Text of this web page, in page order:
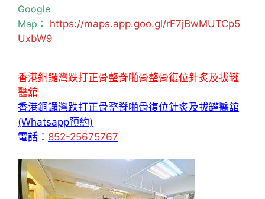
Google
Map： https://maps.app.goo.gl/rF7jBwMUTCp5
UxbW9
香港銅鑼灣跌打正骨整脊啪骨整骨復位針炙及拔罐
醫舘
香港銅鑼灣跌打正骨整脊啪骨復位針炙及拔罐醫舘
(Whatsapp預約)
電話： 852-25675767